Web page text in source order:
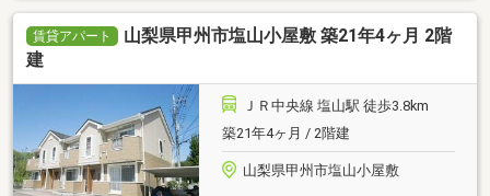
賃貸アパート
山梨県甲州市塩山小屋敷 築21年4ヶ月 2階
建
ＪＲ中央線 塩山駅 徒歩3.8km
築21年4ヶ月 / 2階建
山梨県甲州市塩山小屋敷